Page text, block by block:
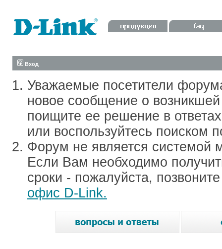
Вход
Уважаемые посетители
новое сообщение о
поищите ее решение в
или воспользуйтесь поиском
Форум не является системой
Если Вам необходимо
сроки - пожалуйста,
офис D-Link.